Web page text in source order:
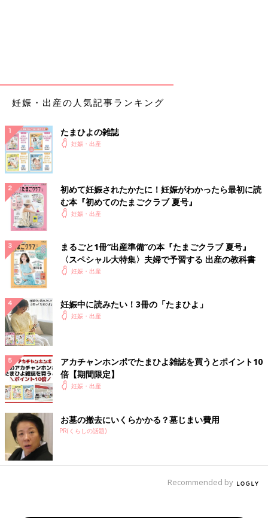
妊娠・出産の人気記事ランキング
たまひよの雑誌
妊娠・出産
初めて妊娠されたかたに！妊娠がわかったら最初に読
む本『初めてのたまごクラブ 夏号』
妊娠・出産
まるごと1冊“出産準備”の本『たまごクラブ 夏号』
〈スペシャル大特集〉夫婦で予習する 出産の教科書
妊娠・出産
妊娠中に読みたい！3冊の「たまひよ」
妊娠・出産
アカチャンホンポでたまひよ雑誌を買うとポイント10
倍【期間限定】
妊娠・出産
お墓の撤去にいくらかかる？墓じまい費用
PR(くらしの話題)
Recommended by